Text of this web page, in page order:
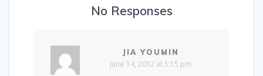
No Responses
JIA YOUMIN
June 14, 2012 at 5:15 pm